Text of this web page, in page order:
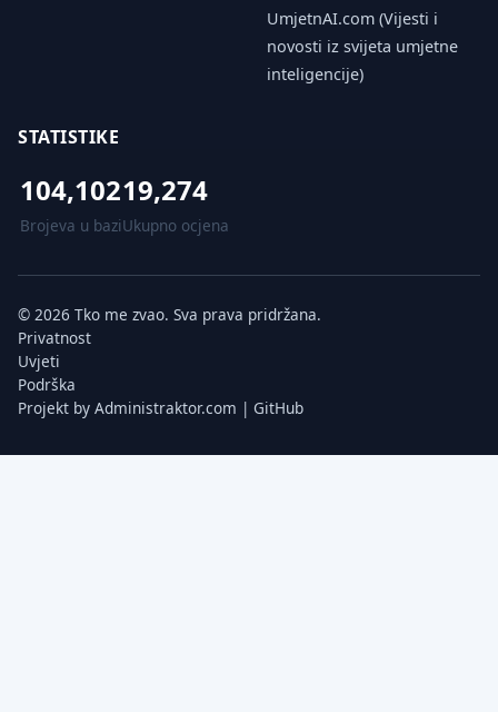
UmjetnAI.com (Vijesti i
novosti iz svijeta umjetne
inteligencije)
STATISTIKE
104,102
Brojeva u bazi
19,274
Ukupno ocjena
© 2026 Tko me zvao. Sva prava pridržana.
Privatnost
Uvjeti
Podrška
Projekt by Administraktor.com | GitHub